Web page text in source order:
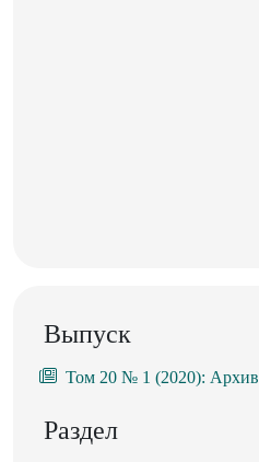
Выпуск
Том 20 № 1 (2020): Архив
Раздел